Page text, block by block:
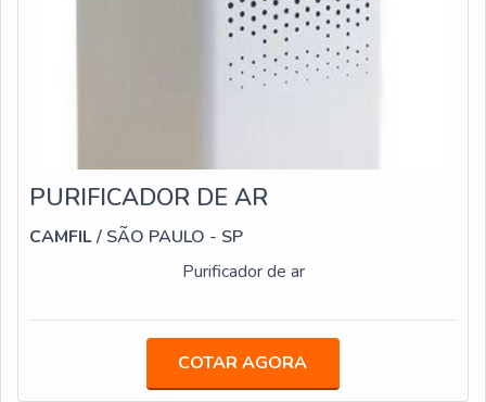
PURIFICADOR DE AR
CAMFIL/ SÃO PAULO - SP
Purificador de ar
COTAR AGORA